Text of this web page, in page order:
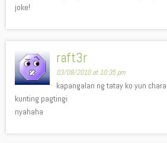
joke!
raft3r
03/08/2010 at 10:35 pm
kapangalan ng tatay ko yun
kunting pagtingi
nyahaha